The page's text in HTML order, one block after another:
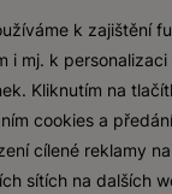
ZNOVÍN ZNOJMO, a.
Prohlášení o přístupnosti
k zajištění
i mj. k
Kliknutím na
cookies a
cílené reklamy
sítích na dalších